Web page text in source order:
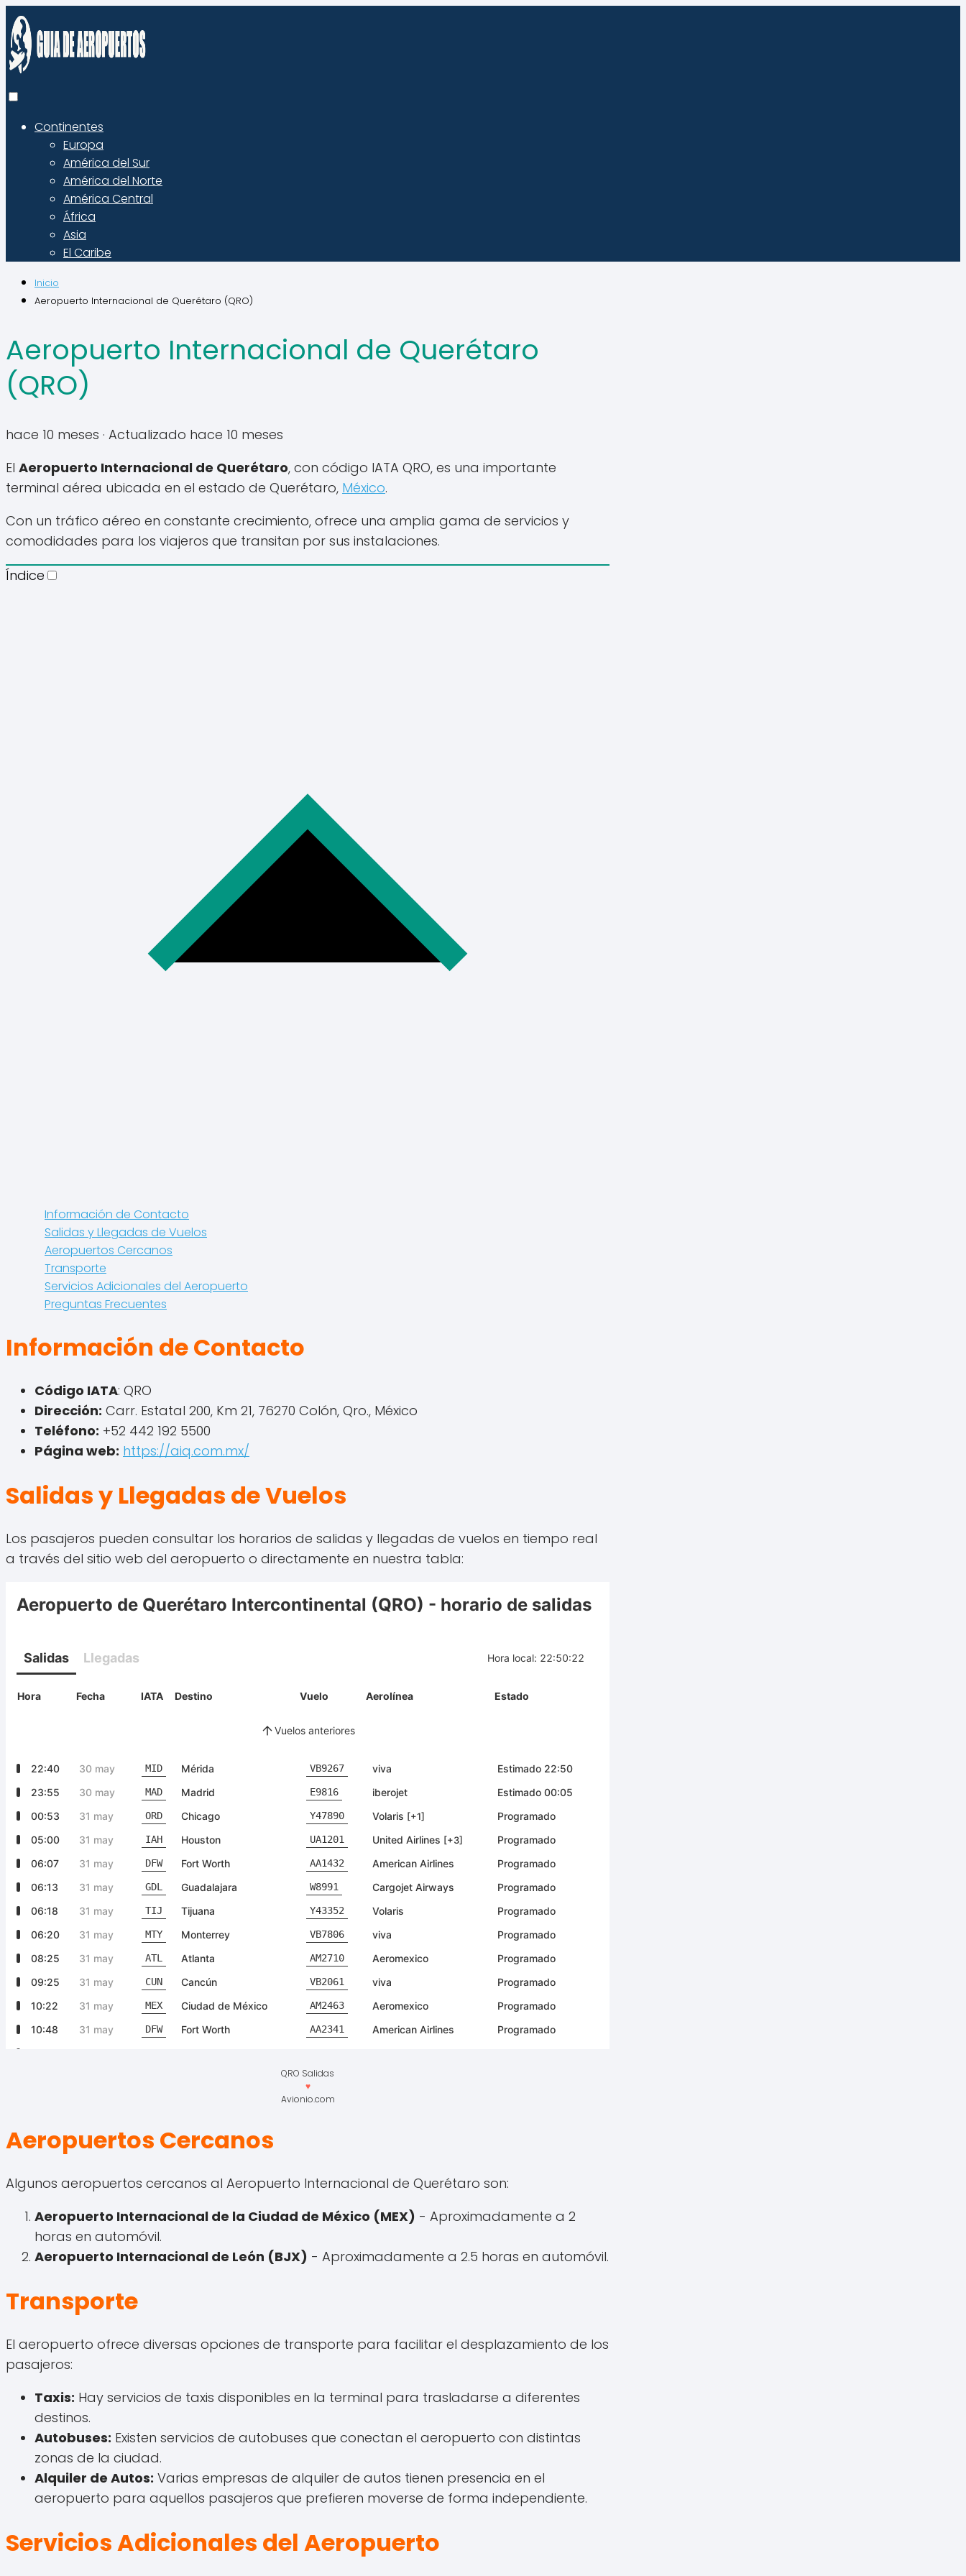
Continentes
Europa
América del Sur
América del Norte
América Central
África
Asia
El Caribe
Inicio
Aeropuerto Internacional de Querétaro (QRO)
Aeropuerto Internacional de Querétaro
(QRO)
hace 10 meses · Actualizado hace 10 meses
El Aeropuerto Internacional de Querétaro, con código IATA QRO, es una importante
terminal aérea ubicada en el estado de Querétaro, México.
Con un tráfico aéreo en constante crecimiento, ofrece una amplia gama de servicios y
comodidades para los viajeros que transitan por sus instalaciones.
Índice
Información de Contacto
Salidas y Llegadas de Vuelos
Aeropuertos Cercanos
Transporte
Servicios Adicionales del Aeropuerto
Preguntas Frecuentes
Información de Contacto
Código IATA: QRO
Dirección: Carr. Estatal 200, Km 21, 76270 Colón, Qro., México
Teléfono: +52 442 192 5500
Página web: https://aiq.com.mx/
Salidas y Llegadas de Vuelos
Los pasajeros pueden consultar los horarios de salidas y llegadas de vuelos en tiempo real
a través del sitio web del aeropuerto o directamente en nuestra tabla:
QRO Salidas
♥
Avionio.com
Aeropuertos Cercanos
Algunos aeropuertos cercanos al Aeropuerto Internacional de Querétaro son:
Aeropuerto Internacional de la Ciudad de México (MEX) - Aproximadamente a 2
horas en automóvil.
Aeropuerto Internacional de León (BJX) - Aproximadamente a 2.5 horas en automóvil.
Transporte
El aeropuerto ofrece diversas opciones de transporte para facilitar el desplazamiento de los
pasajeros:
Taxis: Hay servicios de taxis disponibles en la terminal para trasladarse a diferentes
destinos.
Autobuses: Existen servicios de autobuses que conectan el aeropuerto con distintas
zonas de la ciudad.
Alquiler de Autos: Varias empresas de alquiler de autos tienen presencia en el
aeropuerto para aquellos pasajeros que prefieren moverse de forma independiente.
Servicios Adicionales del Aeropuerto